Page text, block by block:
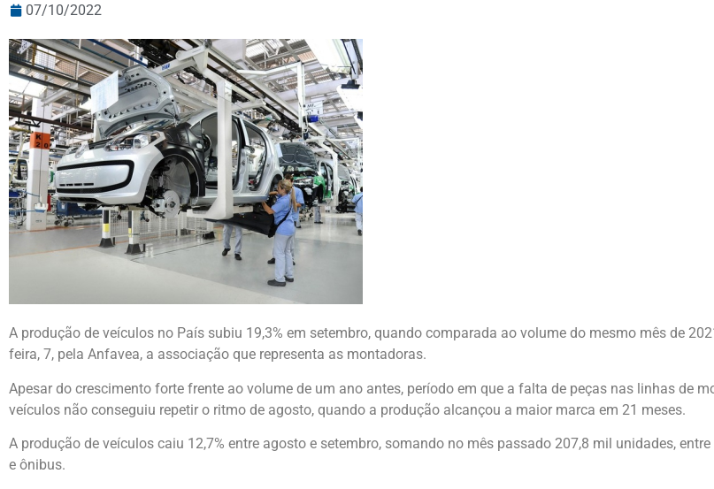
07/10/2022
A produção de veículos no País subiu 19,3% em setembro, quando comparada ao volume do mesmo mês de
feira, 7, pela Anfavea, a associação que representa as montadoras.
Apesar do crescimento forte frente ao volume de um ano antes, período em que a falta de peças nas linhas de
veículos não conseguiu repetir o ritmo de agosto, quando a produção alcançou a maior marca em 21 meses.
A produção de veículos caiu 12,7% entre agosto e setembro, somando no mês passado 207,8 mil unidades,
e ônibus.